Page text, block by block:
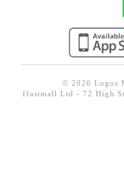
社會／倫理
哲學／宗教比較
見證／傳記
© 2026 Logos
ffastmall Ltd - 72 High